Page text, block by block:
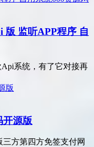
版 监听APP程序 自
系统，有了它对接再
开源版
三方第四方免签支付网